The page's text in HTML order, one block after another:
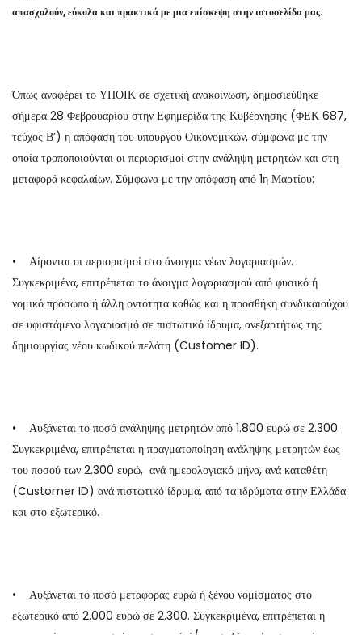
απασχολούν, εύκολα και πρακτικά με μια επίσκεψη στην ιστοσελίδα μας.
Όπως αναφέρει το ΥΠΟΙΚ σε σχετική ανακοίνωση, δημοσιεύθηκε
σήμερα 28 Φεβρουαρίου στην Εφημερίδα της Κυβέρνησης (ΦΕΚ 687,
τεύχος Β’) η απόφαση του υπουργού Οικονομικών, σύμφωνα με την
οποία τροποποιούνται οι περιορισμοί στην ανάληψη μετρητών και στη
μεταφορά κεφαλαίων. Σύμφωνα με την απόφαση από 1η Μαρτίου:
• Αίρονται οι περιορισμοί στο άνοιγμα νέων λογαριασμών.
Συγκεκριμένα, επιτρέπεται το άνοιγμα λογαριασμού από φυσικό ή
νομικό πρόσωπο ή άλλη οντότητα καθώς και η προσθήκη συνδικαιούχου
σε υφιστάμενο λογαριασμό σε πιστωτικό ίδρυμα, ανεξαρτήτως της
δημιουργίας νέου κωδικού πελάτη (Customer ID).
• Αυξάνεται το ποσό ανάληψης μετρητών από 1.800 ευρώ σε 2.300.
Συγκεκριμένα, επιτρέπεται η πραγματοποίηση ανάληψης μετρητών έως
του ποσού των 2.300 ευρώ, ανά ημερολογιακό μήνα, ανά καταθέτη
(Customer ID) ανά πιστωτικό ίδρυμα, από τα ιδρύματα στην Ελλάδα
και στο εξωτερικό.
• Αυξάνεται το ποσό μεταφοράς ευρώ ή ξένου νομίσματος στο
εξωτερικό από 2.000 ευρώ σε 2.300. Συγκεκριμένα, επιτρέπεται η